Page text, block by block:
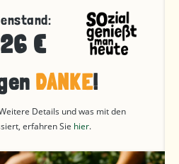
€
DANKE!
Details und was mit den
erfahren Sie hier.